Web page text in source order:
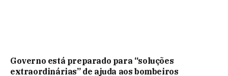
Governo está preparado para “soluções
extraordinárias” de ajuda aos bombeiros